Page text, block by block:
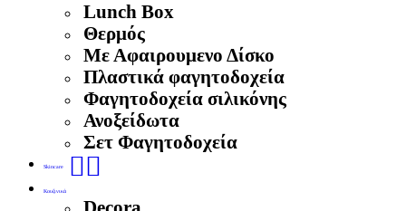
Lunch Box
Θερμός
Με Αφαιρουμενο Δίσκο
Πλαστικά φαγητοδοχεία
Φαγητοδοχεία σιλικόνης
Ανοξείδωτα
Σετ Φαγητοδοχεία
Skincare 🧖‍♀️
Κουζινικά